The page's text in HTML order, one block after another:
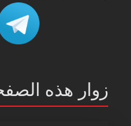
زوار هذه